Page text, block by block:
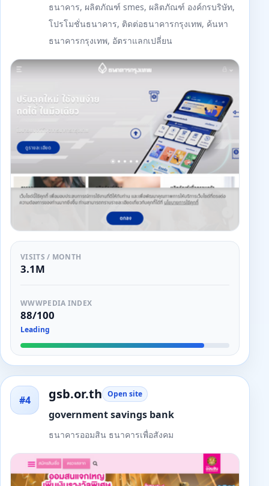
ธนาคาร, ผลิตภัณฑ์ smes, ผลิตภัณฑ์ องค์กรบริษัท,
โปรโมชั่นธนาคาร, ติดต่อธนาคารกรุงเทพ, ค้นหา
ธนาคารกรุงเทพ, อัตราแลกเปลี่ยน
VISITS / MONTH
3.1M
WWWPEDIA INDEX
88/100
Leading
#4 gsb.or.th Open site
government savings bank
ธนาคารออมสิน ธนาคารเพื่อสังคม